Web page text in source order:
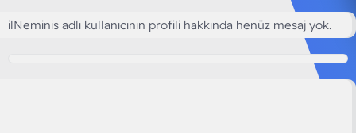
ilNeminis adlı kullanıcının profili hakkında henüz mesaj yok.